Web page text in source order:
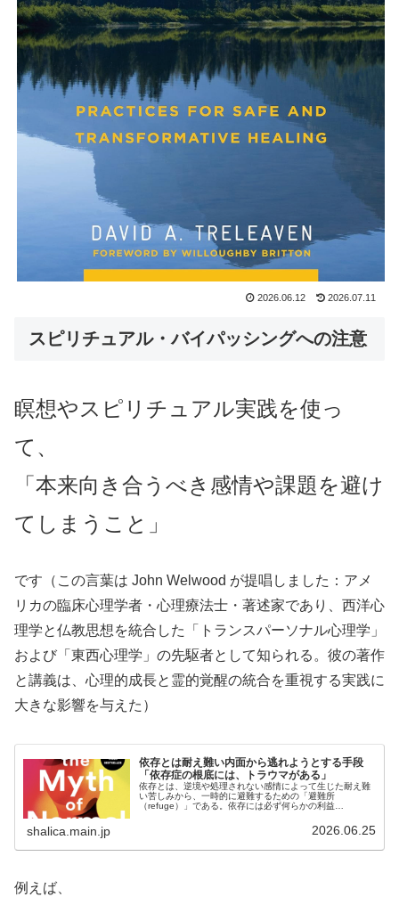
2026.06.12 2026.07.11
スピリチュアル・バイパッシングへの注意
瞑想やスピリチュアル実践を使っ
て、
「本来向き合うべき感情や課題を避け
てしまうこと」
です（この言葉は John Welwood が提唱しました：アメ
リカの臨床心理学者・心理療法士・著述家であり、西洋心
理学と仏教思想を統合した「トランスパーソナル心理学」
および「東西心理学」の先駆者として知られる。彼の著作
と講義は、心理的成長と霊的覚醒の統合を重視する実践に
大きな影響を与えた）
依存とは耐え難い内面から逃れようとする手段
「依存症の根底には、トラウマがある」
依存とは、逆境や処理されない感情によって生じた耐え難
い苦しみから、一時的に避難するための「避難所
（refuge）」である。依存には必ず何らかの利益
shalica.main.jp 2026.06.25
例えば、